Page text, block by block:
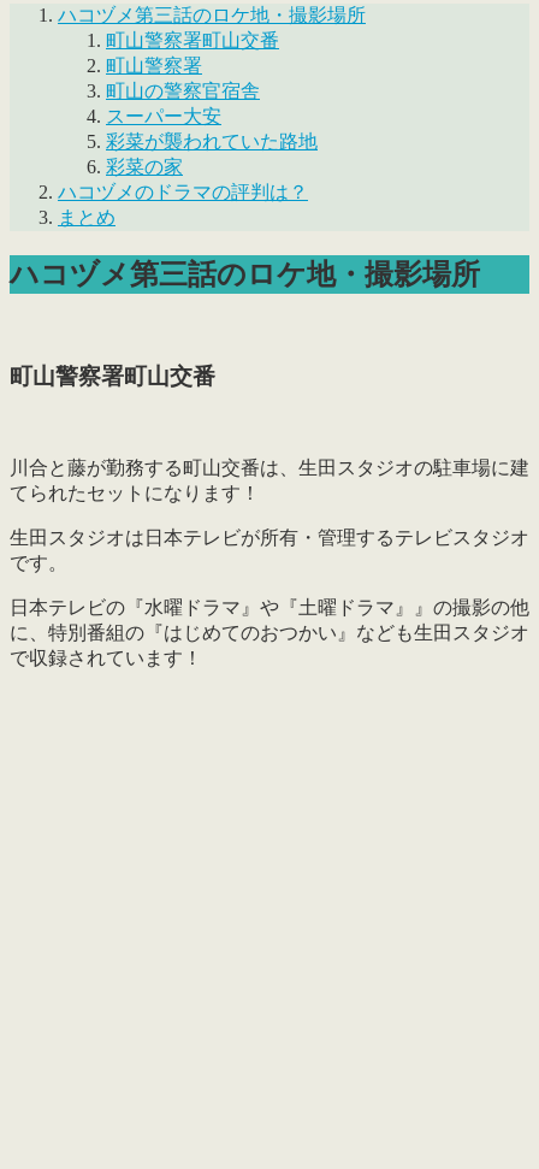
ハコヅメ第三話のロケ地・撮影場所
町山警察署町山交番
町山警察署
町山の警察官宿舎
スーパー大安
彩菜が襲われていた路地
彩菜の家
ハコヅメのドラマの評判は？
まとめ
ハコヅメ第三話のロケ地・撮影場所
町山警察署町山交番
川合と藤が勤務する町山交番は、生田スタジオの駐車場に建
てられたセットになります！
生田スタジオは日本テレビが所有・管理するテレビスタジオ
です。
日本テレビの『水曜ドラマ』や『土曜ドラマ』』の撮影の他
に、特別番組の『はじめてのおつかい』なども生田スタジオ
で収録されています！